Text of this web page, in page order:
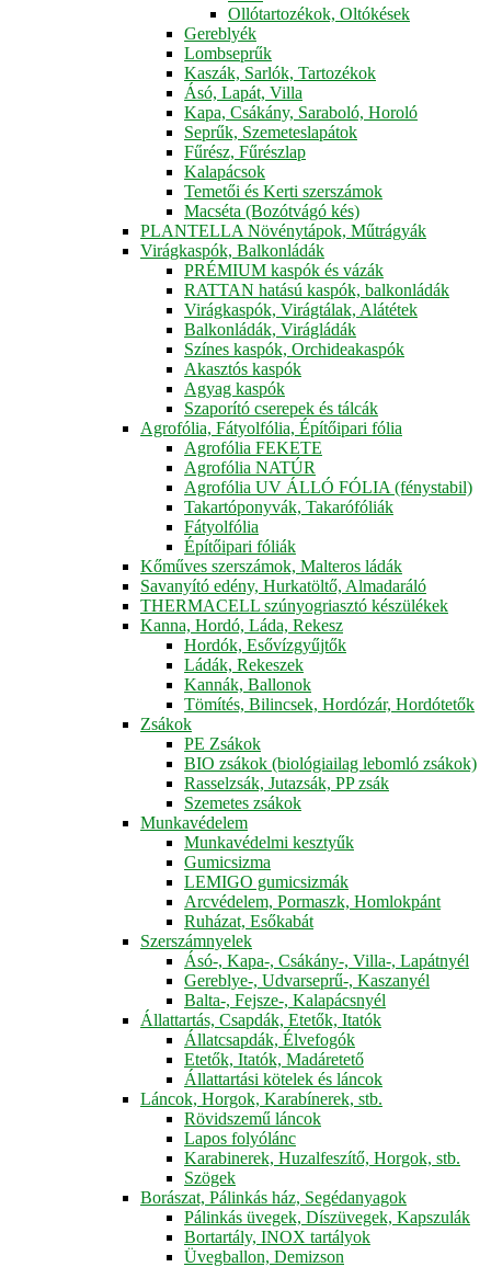
Ollótartozékok, Oltókések
Gereblyék
Lombseprűk
Kaszák, Sarlók, Tartozékok
Ásó, Lapát, Villa
Kapa, Csákány, Saraboló, Horoló
Seprűk, Szemeteslapátok
Fűrész, Fűrészlap
Kalapácsok
Temetői és Kerti szerszámok
Macséta (Bozótvágó kés)
PLANTELLA Növénytápok, Műtrágyák
Virágkaspók, Balkonládák
PRÉMIUM kaspók és vázák
RATTAN hatású kaspók, balkonládák
Virágkaspók, Virágtálak, Alátétek
Balkonládák, Virágládák
Színes kaspók, Orchideakaspók
Akasztós kaspók
Agyag kaspók
Szaporító cserepek és tálcák
Agrofólia, Fátyolfólia, Építőipari fólia
Agrofólia FEKETE
Agrofólia NATÚR
Agrofólia UV ÁLLÓ FÓLIA (fénystabil)
Takartóponyvák, Takarófóliák
Fátyolfólia
Építőipari fóliák
Kőműves szerszámok, Malteros ládák
Savanyító edény, Hurkatöltő, Almadaráló
THERMACELL szúnyogriasztó készülékek
Kanna, Hordó, Láda, Rekesz
Hordók, Esővízgyűjtők
Ládák, Rekeszek
Kannák, Ballonok
Tömítés, Bilincsek, Hordózár, Hordótetők
Zsákok
PE Zsákok
BIO zsákok (biológiailag lebomló zsákok)
Rasselzsák, Jutazsák, PP zsák
Szemetes zsákok
Munkavédelem
Munkavédelmi kesztyűk
Gumicsizma
LEMIGO gumicsizmák
Arcvédelem, Pormaszk, Homlokpánt
Ruházat, Esőkabát
Szerszámnyelek
Ásó-, Kapa-, Csákány-, Villa-, Lapátnyél
Gereblye-, Udvarseprű-, Kaszanyél
Balta-, Fejsze-, Kalapácsnyél
Állattartás, Csapdák, Etetők, Itatók
Állatcsapdák, Élvefogók
Etetők, Itatók, Madáretető
Állattartási kötelek és láncok
Láncok, Horgok, Karabínerek, stb.
Rövidszemű láncok
Lapos folyólánc
Karabinerek, Huzalfeszítő, Horgok, stb.
Szögek
Borászat, Pálinkás ház, Segédanyagok
Pálinkás üvegek, Díszüvegek, Kapszulák
Bortartály, INOX tartályok
Üvegballon, Demizson